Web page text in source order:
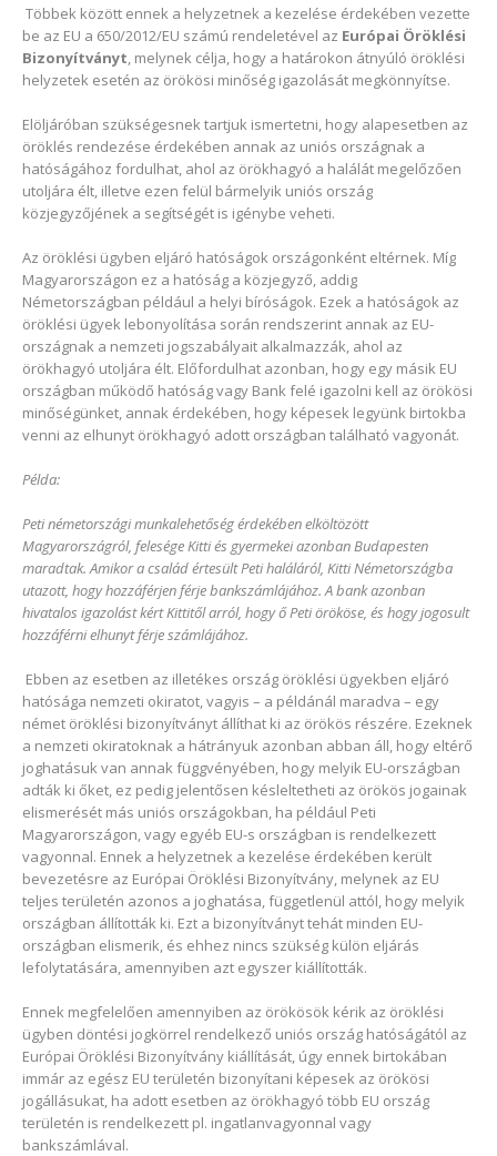
Többek között ennek a helyzetnek a kezelése érdekében vezette
be az EU a 650/2012/EU számú rendeletével az Európai Öröklési
Bizonyítványt , melynek célja, hogy a határokon átnyúló öröklési
helyzetek esetén az örökösi minőség igazolását megkönnyítse.
Elöljáróban szükségesnek tartjuk ismertetni, hogy alapesetben az
öröklés rendezése érdekében annak az uniós országnak a
hatóságához fordulhat, ahol az örökhagyó a halálát megelőzően
utoljára élt, illetve ezen felül bármelyik uniós ország
közjegyzőjének a segítségét is igénybe veheti.
Az öröklési ügyben eljáró hatóságok országonként eltérnek. Míg
Magyarországon ez a hatóság a közjegyző, addig
Németországban például a helyi bíróságok. Ezek a hatóságok az
öröklési ügyek lebonyolítása során rendszerint annak az EU-
országnak a nemzeti jogszabályait alkalmazzák, ahol az
örökhagyó utoljára élt. Előfordulhat azonban, hogy egy másik EU
országban működő hatóság vagy Bank felé igazolni kell az örökösi
minőségünket, annak érdekében, hogy képesek legyünk birtokba
venni az elhunyt örökhagyó adott országban található vagyonát.
Példa:
Peti németországi munkalehetőség érdekében elköltözött
Magyarországról, felesége Kitti és gyermekei azonban Budapesten
maradtak. Amikor a család értesült Peti haláláról, Kitti Németországba
utazott, hogy hozzáférjen férje bankszámlájához. A bank azonban
hivatalos igazolást kért Kittitől arról, hogy ő Peti örököse, és hogy jogosult
hozzáférni elhunyt férje számlájához.
Ebben az esetben az illetékes ország öröklési ügyekben eljáró
hatósága nemzeti okiratot, vagyis – a példánál maradva – egy
német öröklési bizonyítványt állíthat ki az örökös részére. Ezeknek
a nemzeti okiratoknak a hátrányuk azonban abban áll, hogy eltérő
joghatásuk van annak függvényében, hogy melyik EU-országban
adták ki őket, ez pedig jelentősen késleltetheti az örökös jogainak
elismerését más uniós országokban, ha például Peti
Magyarországon, vagy egyéb EU-s országban is rendelkezett
vagyonnal. Ennek a helyzetnek a kezelése érdekében került
bevezetésre az Európai Öröklési Bizonyítvány, melynek az EU
teljes területén azonos a joghatása, függetlenül attól, hogy melyik
országban állították ki. Ezt a bizonyítványt tehát minden EU-
országban elismerik, és ehhez nincs szükség külön eljárás
lefolytatására, amennyiben azt egyszer kiállították.
Ennek megfelelően amennyiben az örökösök kérik az öröklési
ügyben döntési jogkörrel rendelkező uniós ország hatóságától az
Európai Öröklési Bizonyítvány kiállítását, úgy ennek birtokában
immár az egész EU területén bizonyítani képesek az örökösi
jogállásukat, ha adott esetben az örökhagyó több EU ország
területén is rendelkezett pl. ingatlanvagyonnal vagy
bankszámlával.